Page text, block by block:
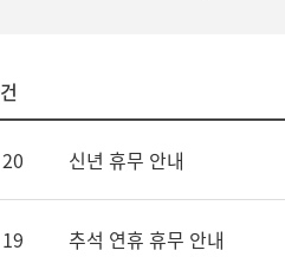
건
20 신년 휴무 안내
19 추석 연휴 휴무 안내